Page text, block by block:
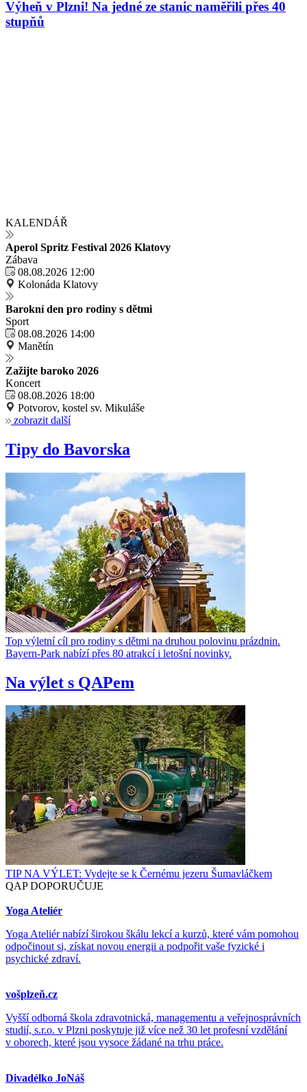
Výheň v Plzni! Na jedné ze stanic naměřili přes 40
stupňů
KALENDÁŘ
Aperol Spritz Festival 2026 Klatovy
Zábava
08.08.2026 12:00
Kolonáda Klatovy
Barokní den pro rodiny s dětmi
Sport
08.08.2026 14:00
Manětín
Zažijte baroko 2026
Koncert
08.08.2026 18:00
Potvorov, kostel sv. Mikuláše
zobrazit další
Tipy do Bavorska
Top výletní cíl pro rodiny s dětmi na druhou polovinu prázdnin.
Bayern-Park nabízí přes 80 atrakcí i letošní novinky.
Na výlet s QAPem
TIP NA VÝLET: Vydejte se k Černému jezeru Šumavláčkem
QAP DOPORUČUJE
Yoga Ateliér
Yoga Ateliér nabízí širokou škálu lekcí a kurzů, které vám pomohou
odpočinout si, získat novou energii a podpořit vaše fyzické i
psychické zdraví.
vošplzeň.cz
Vyšší odborná škola zdravotnická, managementu a veřejnosprávních
studií, s.r.o. v Plzni poskytuje již více než 30 let profesní vzdělání
v oborech, které jsou vysoce žádané na trhu práce.
Divadélko JoNáš